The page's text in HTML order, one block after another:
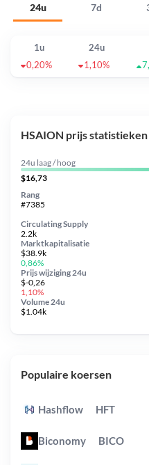
24u 7d
1u 24u
0,20%
1,10%
HSAION prijs statistieken
24u laag / hoog
$16,73
Circulating Supply
2.2k
Prijs wijziging 24u
$-0,26
1,10%
Marktkapitalisatie
$38.9k
0,86%
Volume 24u
$1.04k
Rang
#7385
Populaire koersen
Hashflow HFT
Biconomy BICO